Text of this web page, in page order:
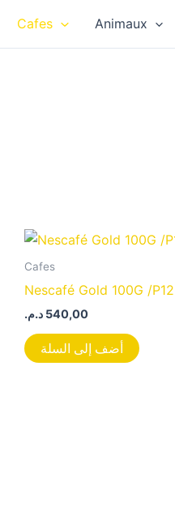
Cafes Animaux
Cafes
Nescafé Gold 100G /P12
540,00 د.م.
أضف إلى السلة